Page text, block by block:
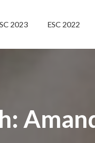
2023 ESC 2022